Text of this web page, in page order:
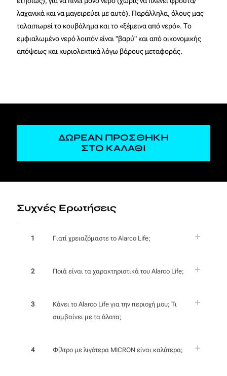
λαχανικά και να μαγειρεύει με αυτό). Παράλληλα, όλους μας
ταλαιπωρεί το κουβάλημα και το «ξέμεινα από νερό». Το
εμφιαλωμένο νερό λοιπόν είναι "βαρύ" και από οικονομικής
απόψεως και κυριολεκτικά λόγω βάρους μεταφοράς.
ΔΩΡΕΑΝ ΠΡΟΣΘΗΚΗ
ΣΤΟ ΚΑΛΑΘΙ
Συχνές Ερωτήσεις
1 Γιατί χρειαζόμαστε το Alarco Life;
2 Ποιά είναι τα χαρακτηριστικά του Alarco Life;
3
Κάνει το Alarco Life για την περιοχή μου; Τι
συμβαίνει με τα άλατα;
4 Φίλτρο με λιγότερα MICRON είναι καλύτερα;